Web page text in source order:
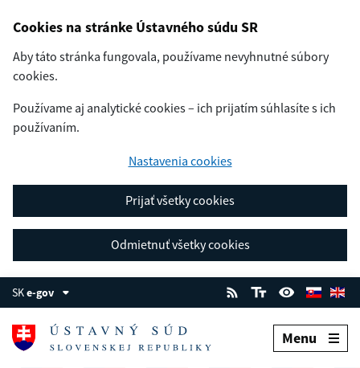
Cookies na stránke Ústavného súdu SR
Aby táto stránka fungovala, používame nevyhnutné súbory
cookies.
Používame aj analytické cookies – ich prijatím súhlasíte s ich
používaním.
Nastavenia cookies
Prijať všetky cookies
Odmietnuť všetky cookies
SKe-gov
Menu